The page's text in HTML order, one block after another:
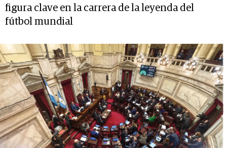
figura clave en la carrera de la leyenda del
fútbol mundial